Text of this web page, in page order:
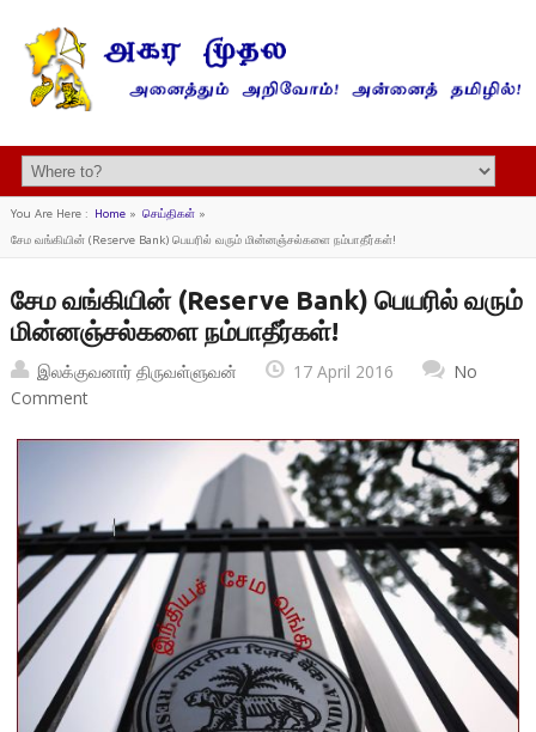
You Are Here : Home» செய்திகள்»
சேம வங்கியின் (Reserve Bank) பெயரில் வரும் மின்னஞ்சல்களை நம்பாதீர்கள்!
சேம வங்கியின் (Reserve Bank) பெயரில் வரும்
மின்னஞ்சல்களை நம்பாதீர்கள்!
இலக்குவனார் திருவள்ளுவன் 17 April 2016
No
Comment